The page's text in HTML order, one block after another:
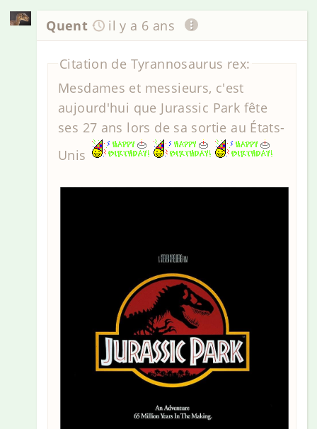
Quent il y a 6 ans
Citation de Tyrannosaurus rex:
Mesdames et messieurs, c'est
aujourd'hui que Jurassic Park fête
ses 27 ans lors de sa sortie au États-
Unis